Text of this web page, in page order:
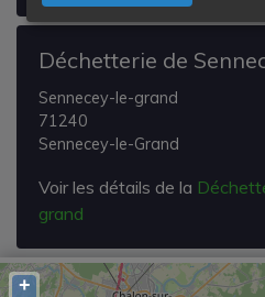
Déchetterie de
Sennecey-le-grand
71240
Sennecey-le-Grand
Voir les détails de la
grand
+